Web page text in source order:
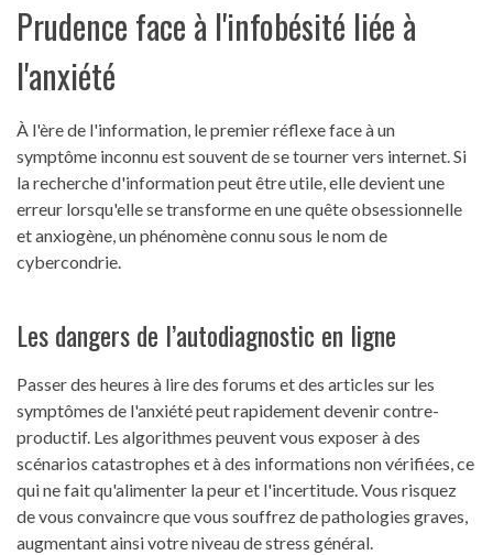
Prudence face à l'infobésité liée à
l'anxiété
À l'ère de l'information, le premier réflexe face à un
symptôme inconnu est souvent de se tourner vers internet. Si
la recherche d'information peut être utile, elle devient une
erreur lorsqu'elle se transforme en une quête obsessionnelle
et anxiogène, un phénomène connu sous le nom de
cybercondrie.
Les dangers de l’autodiagnostic en ligne
Passer des heures à lire des forums et des articles sur les
symptômes de l'anxiété peut rapidement devenir contre-
productif. Les algorithmes peuvent vous exposer à des
scénarios catastrophes et à des informations non vérifiées, ce
qui ne fait qu'alimenter la peur et l'incertitude. Vous risquez
de vous convaincre que vous souffrez de pathologies graves,
augmentant ainsi votre niveau de stress général.